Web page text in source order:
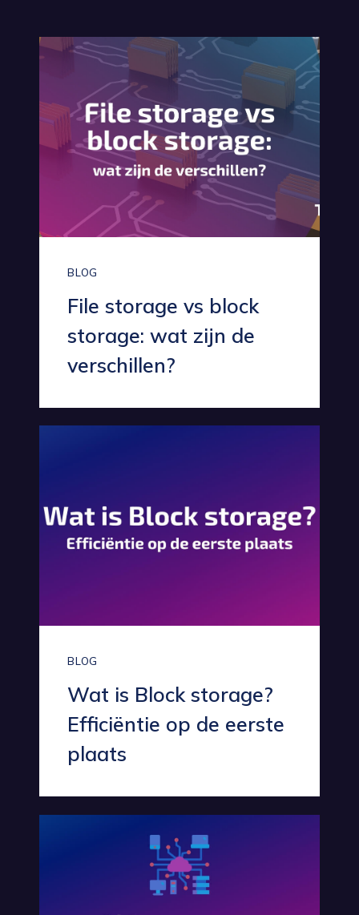
BLOG
File storage vs block
storage: wat zijn de
verschillen?
BLOG
Wat is Block storage?
Efficiëntie op de eerste
plaats